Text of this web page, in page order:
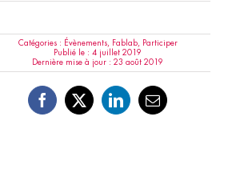
Catégories : Évènements, Fablab, Participer
Publié le : 4 juillet 2019
Dernière mise à jour : 23 août 2019